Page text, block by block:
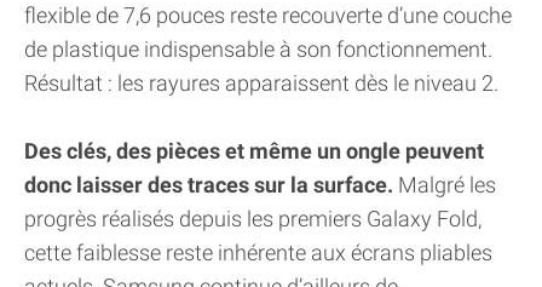
flexible de 7,6 pouces reste recouverte d’une couche
de plastique indispensable à son fonctionnement.
Résultat : les rayures apparaissent dès le niveau 2.
Des clés, des pièces et même un ongle peuvent
donc laisser des traces sur la surface. Malgré les
progrès réalisés depuis les premiers Galaxy Fold,
cette faiblesse reste inhérente aux écrans pliables